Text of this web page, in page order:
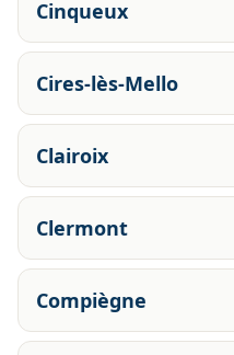
Cinqueux
Cires-lès-Mello
Clairoix
Clermont
Compiègne